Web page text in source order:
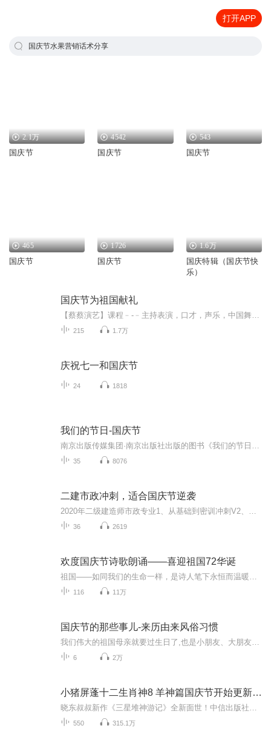
打开APP
国庆节水果营销话术分享
2.1万
国庆节
4542
国庆节
543
国庆节
465
国庆节
1726
国庆节
1.6万
国庆特辑（国庆节快
乐）
国庆节为祖国献礼
215 1.7万
庆祝七一和国庆节
24 1818
我们的节日-国庆节
35 8076
二建市政冲刺，适合国庆节逆袭
36 2619
欢度国庆节诗歌朗诵——喜迎祖国72华诞
116 11万
国庆节的那些事儿-来历由来风俗习惯
6 2万
小猪屏蓬十二生肖神8 羊神篇国庆节开始更新啦！
550 315.1万